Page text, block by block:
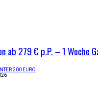
ab 279 € p.P. – 1 Woche
200 EURO